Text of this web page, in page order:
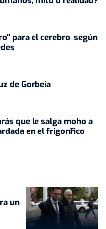
para el cerebro, según
de Gorbeia
que le salga moho a
en el frigorífico
un